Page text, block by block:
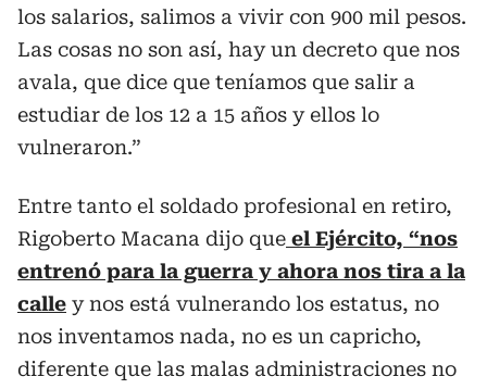
los salarios, salimos a vivir con 900 mil pesos.
Las cosas no son así, hay un decreto que nos
avala, que dice que teníamos que salir a
estudiar de los 12 a 15 años y ellos lo
vulneraron.”
Entre tanto el soldado profesional en retiro,
Rigoberto Macana dijo que el Ejército, “nos
entrenó para la guerra y ahora nos tira a la
calle y nos está vulnerando los estatus, no
nos inventamos nada, no es un capricho,
diferente que las malas administraciones no